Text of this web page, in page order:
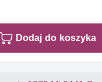
Dodaj do koszyka